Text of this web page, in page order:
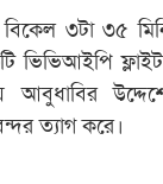
৩টা ৩৫
ভিভিআইপি ফ্লাইট
আবুধাবির
ত্যাগ করে।